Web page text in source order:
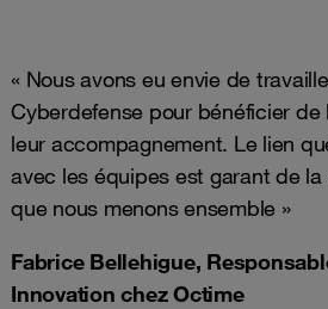
« Nous avons eu envie de
Cyberdefense pour bénéficier
leur accompagnement. Le lien
avec les équipes est garant de
que nous menons ensemble »
Fabrice Bellehigue,
Innovation chez Octime